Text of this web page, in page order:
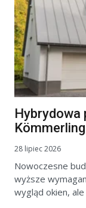
Hybrydowa
28 lipiec 2026
Nowoczesne
wyższe
wygląd okien,